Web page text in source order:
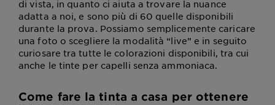
di vista, in quanto ci aiuta a trovare la nuance
adatta a noi, e sono più di 60 quelle disponibili
durante la prova. Possiamo semplicemente caricare
una foto o scegliere la modalità “live” e in seguito
curiosare tra tutte le colorazioni disponibili, tra cui
anche le tinte per capelli senza ammoniaca.
Come fare la tinta a casa per ottenere